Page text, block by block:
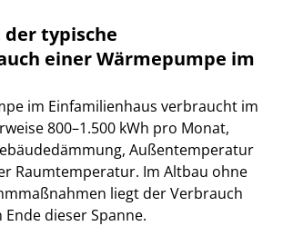
der typische
einer Wärmepumpe im
im Einfamilienhaus verbraucht im
800–1.500 kWh pro Monat,
Außentemperatur
Raumtemperatur. Im Altbau ohne
liegt der Verbrauch
dieser Spanne.